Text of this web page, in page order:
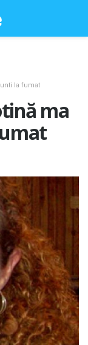
la fumat
ma